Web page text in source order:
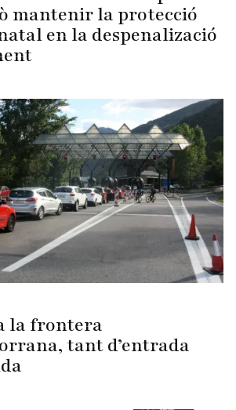
mantenir la protecció
en la despenalizació
la frontera
tant d’entrada